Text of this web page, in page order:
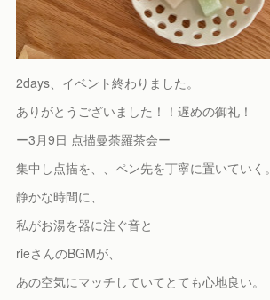
2days、イベント終わりました。
ありがとうございました！！遅めの御礼！
ー3月9日 点描曼荼羅茶会ー
集中し点描を、、ペン先を丁寧に置いていく。
静かな時間に、
私がお湯を器に注ぐ音と
rieさんのBGMが、
あの空気にマッチしていてとても心地良い。